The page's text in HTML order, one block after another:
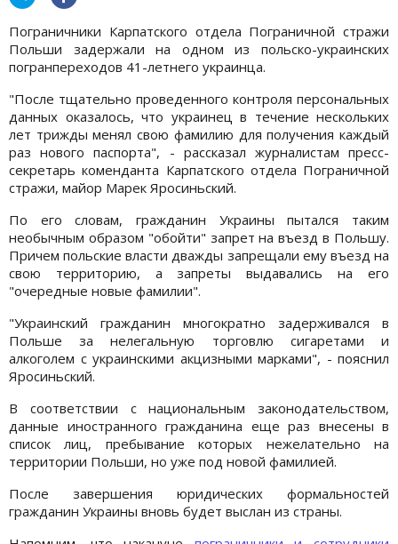
Пограничники Карпатского отдела Пограничной стражи
Польши задержали на одном из польско-украинских
погранпереходов 41-летнего украинца.
"После тщательно проведенного контроля персональных
данных оказалось, что украинец в течение нескольких
лет трижды менял свою фамилию для получения каждый
раз нового паспорта", - рассказал журналистам пресс-
секретарь коменданта Карпатского отдела Пограничной
стражи, майор Марек Яросиньский.
По его словам, гражданин Украины пытался таким
необычным образом "обойти" запрет на въезд в Польшу.
Причем польские власти дважды запрещали ему въезд на
свою территорию, а запреты выдавались на его
"очередные новые фамилии".
"Украинский гражданин многократно задерживался в
Польше за нелегальную торговлю сигаретами и
алкоголем с украинскими акцизными марками", - пояснил
Яросиньский.
В соответствии с национальным законодательством,
данные иностранного гражданина еще раз внесены в
список лиц, пребывание которых нежелательно на
территории Польши, но уже под новой фамилией.
После завершения юридических формальностей
гражданин Украины вновь будет выслан из страны.